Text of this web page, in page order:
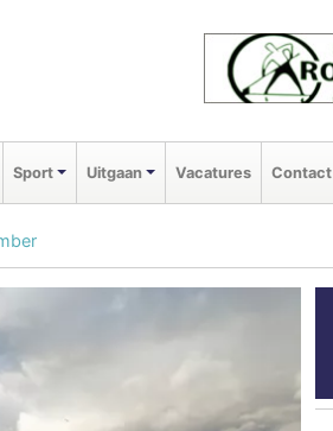
Sport Uitgaan Vacatures Contact